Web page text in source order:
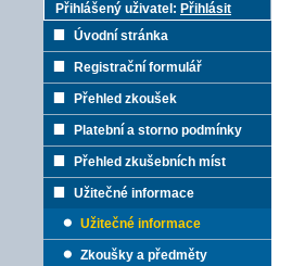
Přihlášený uživatel: Přihlásit
Úvodní stránka
Registrační formulář
Přehled zkoušek
Platební a storno podmínky
Přehled zkušebních míst
Užitečné informace
Užitečné informace
Zkoušky a předměty